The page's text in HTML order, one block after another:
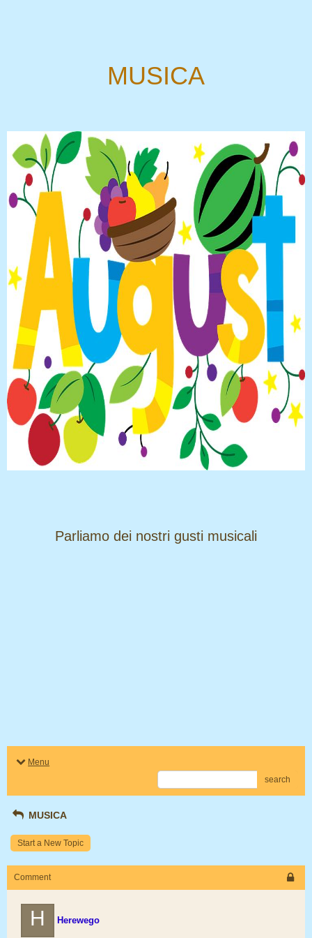
MUSICA
​​​​​​​Parliamo dei nostri gusti musicali
Menu
search
MUSICA
Start a New Topic
Comment
H Herewego